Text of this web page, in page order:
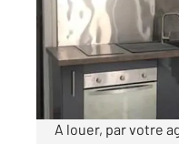
Appartement à
404 €
par mois charges
A louer, par votre